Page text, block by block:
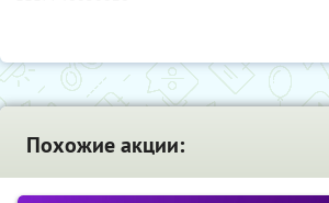
Похожие акции: